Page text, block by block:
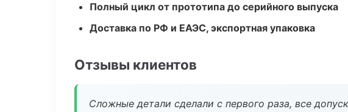
Полный цикл от прототипа до серийного выпуска
Доставка по РФ и ЕАЭС, экспортная упаковка
Отзывы клиентов
Сложные детали сделали с первого раза, все